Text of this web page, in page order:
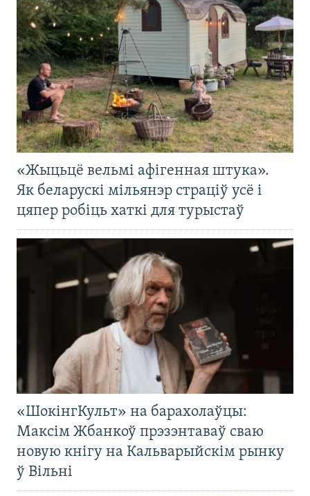
«Жыцьцё вельмі афігенная штука».
Як беларускі мільянэр страціў усё і
цяпер робіць хаткі для турыстаў
«ШокінгКульт» на барахолаўцы:
Максім Жбанкоў прэзэнтаваў сваю
новую кнігу на Кальварыйскім рынку
ў Вільні